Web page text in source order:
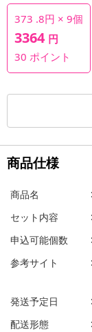
373 .8円 × 9個
3364 円
30 ポイント
商品仕様
商品名
セット内容
申込可能個数
参考サイト
発送予定日
配送形態